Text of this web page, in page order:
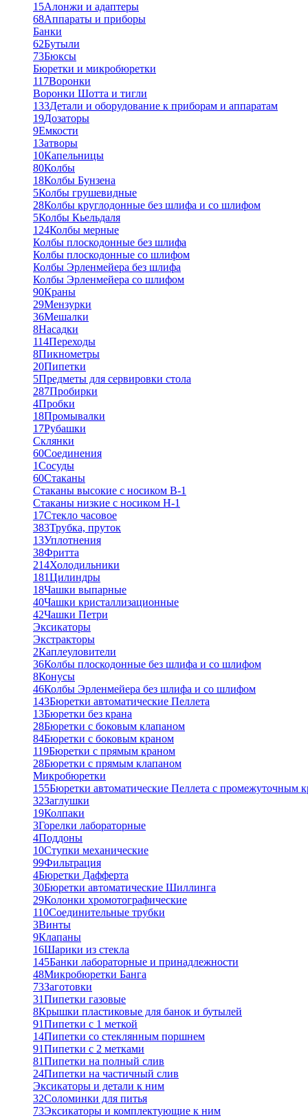
15Алонжи и адаптеры
68Аппараты и приборы
Банки
62Бутыли
73Бюксы
Бюретки и микробюретки
117Воронки
Воронки Шотта и тигли
133Детали и оборудование к приборам и аппаратам
19Дозаторы
9Емкости
1Затворы
10Капельницы
80Колбы
18Колбы Бунзена
5Колбы грушевидные
28Колбы круглодонные без шлифа и со шлифом
5Колбы Кьельдаля
124Колбы мерные
Колбы плоскодонные без шлифа
Колбы плоскодонные со шлифом
Колбы Эрленмейера без шлифа
Колбы Эрленмейера со шлифом
90Краны
29Мензурки
36Мешалки
8Насадки
114Переходы
8Пикнометры
20Пипетки
5Предметы для сервировки стола
287Пробирки
4Пробки
18Промывалки
17Рубашки
Склянки
60Соединения
1Сосуды
60Стаканы
Стаканы высокие с носиком В-1
Стаканы низкие с носиком Н-1
17Стекло часовое
383Трубка, пруток
13Уплотнения
38Фритта
214Холодильники
181Цилиндры
18Чашки выпарные
40Чашки кристаллизационные
42Чашки Петри
Эксикаторы
Экстракторы
2Каплеуловители
36Колбы плоскодонные без шлифа и со шлифом
8Конусы
46Колбы Эрленмейера без шлифа и со шлифом
143Бюретки автоматические Пеллета
13Бюретки без крана
28Бюретки с боковым клапаном
84Бюретки с боковым краном
119Бюретки с прямым краном
28Бюретки с прямым клапаном
Микробюретки
155Бюретки автоматические Пеллета с промежуточным
32Заглушки
19Колпаки
3Горелки лабораторные
4Поддоны
10Ступки механические
99Фильтрация
4Бюретки Дафферта
30Бюретки автоматические Шиллинга
29Колонки хромотографические
110Соединительные трубки
3Винты
9Клапаны
16Шарики из стекла
145Банки лабораторные и принадлежности
48Микробюретки Банга
73Заготовки
31Пипетки газовые
8Крышки пластиковые для банок и бутылей
91Пипетки с 1 меткой
14Пипетки со стеклянным поршнем
91Пипетки с 2 метками
81Пипетки на полный слив
24Пипетки на частичный слив
Эксикаторы и детали к ним
32Соломинки для питья
73Эксикаторы и комплектующие к ним